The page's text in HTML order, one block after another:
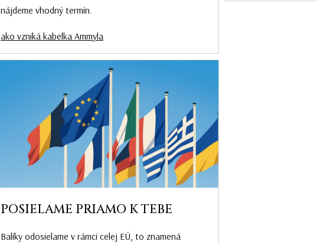
nájdeme vhodný termín.
ako vzniká kabelka Ammyla
POSIELAME PRIAMO K TEBE
Balíky odosielame v rámci celej EÚ, to znamená